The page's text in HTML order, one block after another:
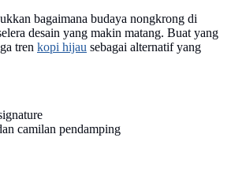
bagaimana budaya nongkrong di
desain yang makin matang. Buat yang
tren kopi hijau sebagai alternatif yang
camilan pendamping